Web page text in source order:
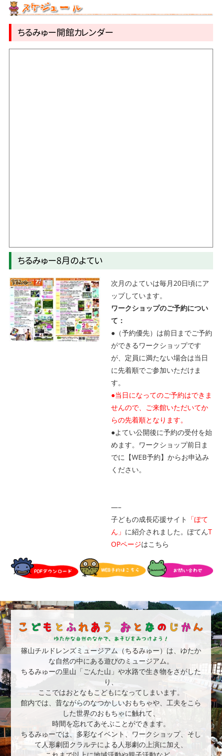
ちるみゅー開館カレンダー
ちるみゅー8月のよてい
次月のよていは毎月20日頃にア
ップしています。
ワークショップのご予約につい
て：
●（予約優先）は前日までご予約
ができるワークショップです
が、定員に満たない場合は当日
に先着順でご参加いただけま
す。
●当日になってのご予約はできま
せんので、ご来館いただいてか
らの先着順となります。
●よてい公開後に予約の受付を始
めます。ワークショップ前日ま
でに【WEB予約】からお申込み
ください。
—–
子どもの成長応援サイト 「ぽて
ん」 に紹介されました。ぽてんT
OPページはこちら
篠山チルドレンズミュージアム（ちるみゅー）は、ゆたか
な自然の中にある遊びのミュージアム。
ちるみゅーの里山「ごんた山」や水路で生き物をさがした
り、
ここではおとなもこどもになってしまいます。
館内では、昔ながらのなつかしいおもちゃや、工夫をこら
した世界のおもちゃに触れて、
時間を忘れてあそぶことができます。
ちるみゅーでは、多彩なイベント、ワークショップ、そし
て人形劇団クラルテによる人形劇の上演に加え、